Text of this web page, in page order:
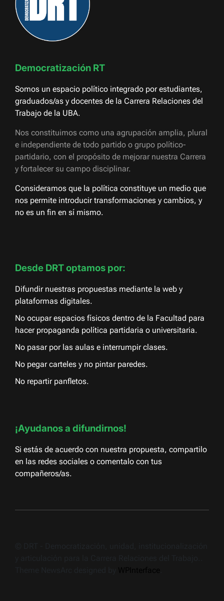
Democratización RT
Somos un espacio político integrado por estudiantes,
graduados/as y docentes de la Carrera Relaciones del
Trabajo de la UBA.
Nos constituimos como una agrupación amplia, plural
e independiente de todo partido o grupo político-
partidario, con el propósito de mejorar nuestra Carrera
y fortalecer su campo disciplinar.
Consideramos que la política constituye un medio que
nos permite introducir transformaciones y cambios, y
no es un fin en sí mismo.
Desde DRT optamos por:
Difundir nuestras propuestas mediante la web y
plataformas digitales.
No ocupar espacios físicos dentro de la Facultad para
hacer propaganda política partidaria o universitaria.
No pasar por las aulas e interrumpir clases.
No pegar carteles y no pintar paredes.
No repartir panfletos.
¡Ayudanos a difundirnos!
Si estás de acuerdo con nuestra propuesta, compartilo
en las redes sociales o comentalo con tus
compañeros/as.